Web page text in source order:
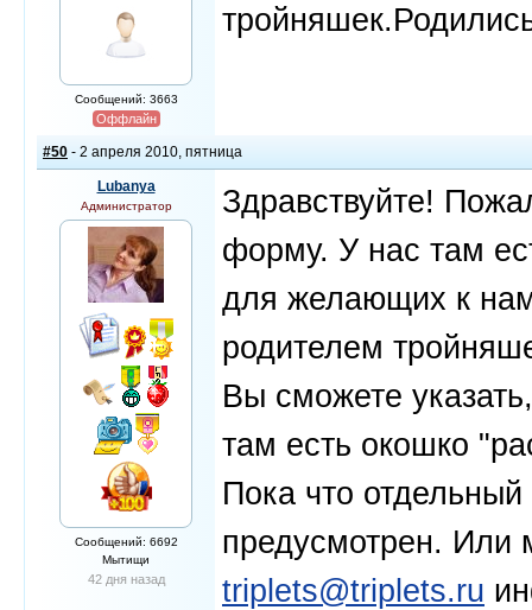
Сообщений: 3663
Оффлайн
#50 - 2 апреля 2010, пятница
Lubanya
Администратор
Сообщений: 6692
Мытищи
42 дня назад
Здравствуйте!
форму. У нас там
для желающих к
родителем
Вы сможете
там есть окошко
Пока что
предусмотрен. Или
triplets@triplets.ru